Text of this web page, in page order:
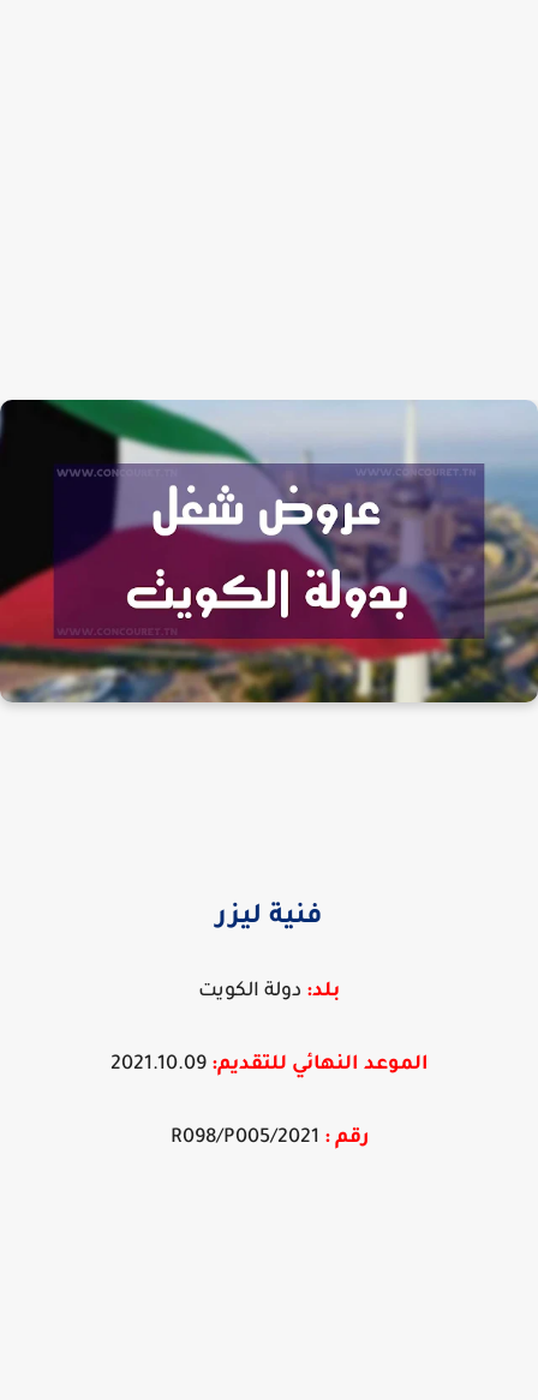
فنية ليزر
بلد:دولة الكويت
الموعد النهائيلل تقديم:2021.10.09
رقم :2021/R098/P005